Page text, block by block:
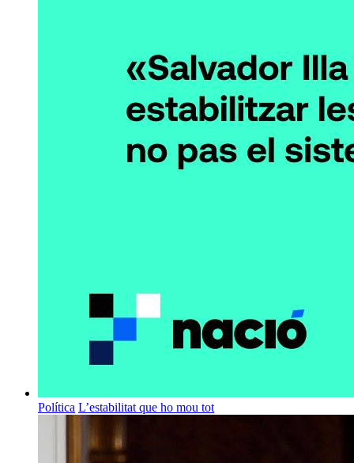
Política L’estabilitat que ho mou tot